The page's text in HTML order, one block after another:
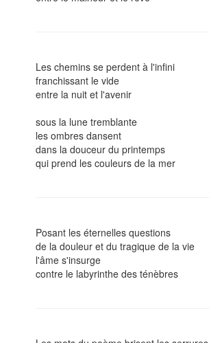
Les chemins se perdent à l'infini
franchissant le vide
entre la nuit et l'avenir
sous la lune tremblante
les ombres dansent
dans la douceur du printemps
qui prend les couleurs de la mer
Posant les éternelles questions
de la douleur et du tragique de la vie
l'âme s'insurge
contre le labyrinthe des ténèbres